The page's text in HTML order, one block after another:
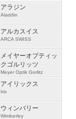
アラジン
Aladdin
アルカスイス
ARCA SWISS
メイヤーオプティッ
クゴルリッツ
Meyer Optik Gorlitz
アイリックス
Irix
ウィンバリー
Wimberley